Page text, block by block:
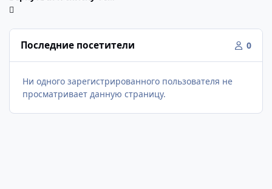
Последние посетители 0
Ни одного зарегистрированного пользователя не
просматривает данную страницу.